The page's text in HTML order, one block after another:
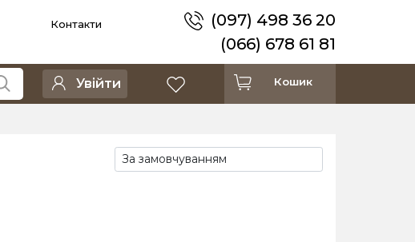
Контакти
(097) 498 36 20
(066) 678 61 81
Увійти Кошик